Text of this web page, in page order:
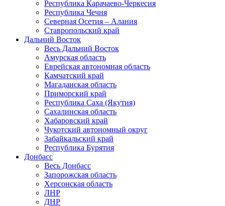
Республика Карачаево-Черкесия
Республика Чечня
Северная Осетия – Алания
Ставропольский край
Дальний Восток
Весь Дальний Восток
Амурская область
Еврейская автономная область
Камчатский край
Магаданская область
Приморский край
Республика Саха (Якутия)
Сахалинская область
Хабаровский край
Чукотский автономный округ
Забайкальский край
Республика Бурятия
Донбасс
Весь Донбасс
Запорожская область
Херсонская область
ЛНР
ДНР